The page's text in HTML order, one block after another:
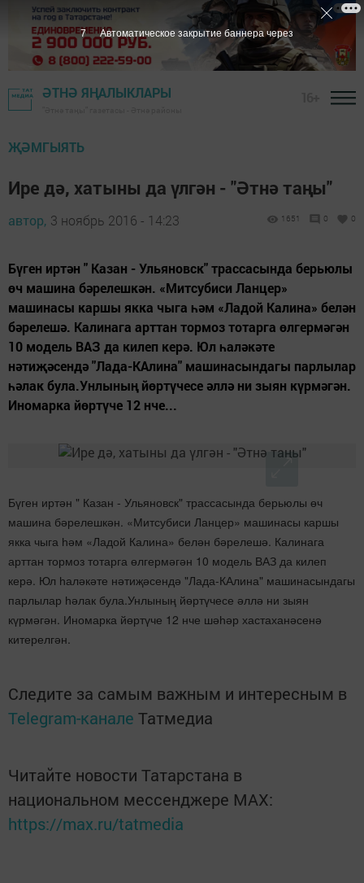
ӘТНӘ ЯҢАЛЫКЛАРЫ
ҖӘМГЫЯТЬ
Ире дә, хатыны да үлгән - "Әтнә таңы"
автор, 3 ноябрь 2016 - 14:23 1651 0 0
Бүген иртән " Казан - Ульяновск" трассасында берьюлы
өч машина бәрелешкән. «Митсубиси Ланцер»
машинасы каршы якка чыга һәм «Ладой Калина» белән
бәрелешә. Калинага арттан тормоз тотарга өлгермәгән
10 модель ВАЗ да килеп керә. Юл һаләкәте
нәтиҗәсендә "Лада-КАлина" машинасындагы парлылар
һәлак була.Унлының йөртүчесе әллә ни зыян күрмәгән.
Иномарка йөртүче 12 нче...
Бүген иртән " Казан - Ульяновск" трассасында берьюлы өч
машина бәрелешкән. «Митсубиси Ланцер» машинасы каршы
якка чыга һәм «Ладой Калина» белән бәрелешә. Калинага
арттан тормоз тотарга өлгермәгән 10 модель ВАЗ да килеп
керә. Юл һаләкәте нәтиҗәсендә "Лада-КАлина" машинасындагы
парлылар һәлак була.Унлының йөртүчесе әллә ни зыян
күрмәгән. Иномарка йөртүче 12 нче шәһәр хастаханәсенә
китерелгән.
Следите за самым важным и интересным в
Telegram-канале Татмедиа
Читайте новости Татарстана в
национальном мессенджере MАХ:
https://max.ru/tatmedia
6 Автоматическое закрытие баннера через